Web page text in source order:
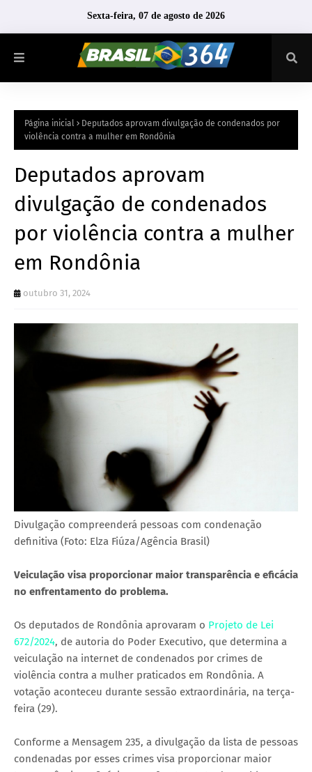
Sexta-feira, 07 de agosto de 2026
Página inicial
Deputados aprovam divulgação de condenados por
violência contra a mulher em Rondônia
Deputados aprovam
divulgação de condenados
por violência contra a mulher
em Rondônia
outubro 31, 2024
Divulgação compreenderá pessoas com condenação
definitiva (Foto: Elza Fiúza/Agência Brasil)
Veiculação visa proporcionar maior transparência e eficácia
no enfrentamento do problema.
Os deputados de Rondônia aprovaram o Projeto de Lei
672/2024, de autoria do Poder Executivo, que determina a
veiculação na internet de condenados por crimes de
violência contra a mulher praticados em Rondônia. A
votação aconteceu durante sessão extraordinária, na terça-
feira (29).
Conforme a Mensagem 235, a divulgação da lista de pessoas
condenadas por esses crimes visa proporcionar maior